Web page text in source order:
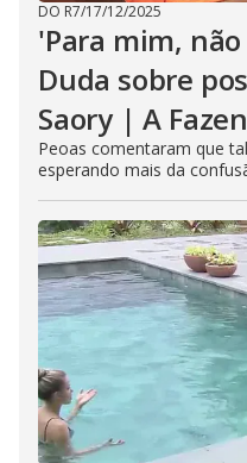
DO R7/17/12/2025
'Para mim,
Duda sobre
Saory | A
Peoas comentaram que
esperando mais da